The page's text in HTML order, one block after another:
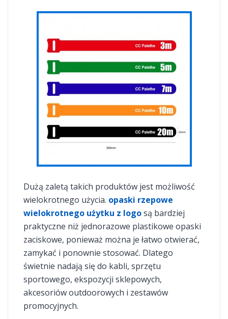
Dużą zaletą takich produktów jest możliwość
wielokrotnego użycia. opaski rzepowe
wielokrotnego użytku z logosą bardziej
praktyczne niż jednorazowe plastikowe opaski
zaciskowe, ponieważ można je łatwo otwierać,
zamykać i ponownie stosować. Dlatego
świetnie nadają się do kabli, sprzętu
sportowego, ekspozycji sklepowych,
akcesoriów outdoorowych i zestawów
promocyjnych.